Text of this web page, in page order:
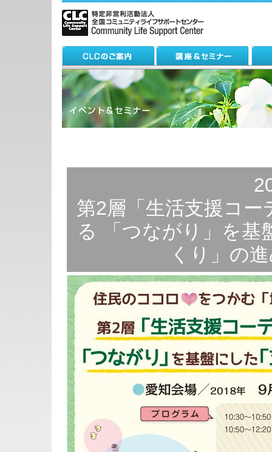
第2層「生活支援コ
る 「つながり」を基
くり」の